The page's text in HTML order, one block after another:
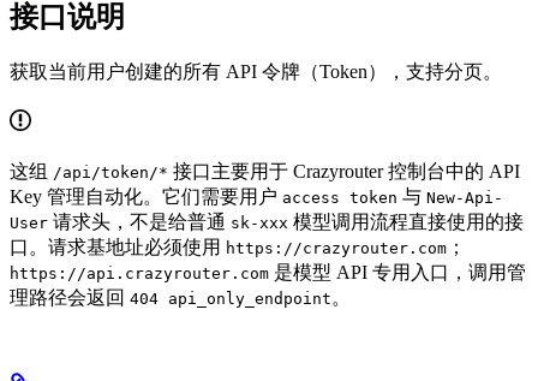
接口说明
获取当前用户创建的所有 API 令牌（Token），支持分页。
这组 /api/token/* 接口主要用于 Crazyrouter 控制台中的 API
Key 管理自动化。它们需要用户 access token 与 New-Api-
User 请求头，不是给普通 sk-xxx 模型调用流程直接使用的接
口。请求基地址必须使用 https://crazyrouter.com ；
https://api.crazyrouter.com 是模型 API 专用入口，调用管
理路径会返回 404 api_only_endpoint 。